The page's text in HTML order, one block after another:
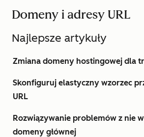
Domeny i adresy URL
Najlepsze artykuły
Zmiana domeny hostingowej dla
Skonfiguruj elastyczny wzorzec
URL
Rozwiązywanie problemów z nie
domeny głównej